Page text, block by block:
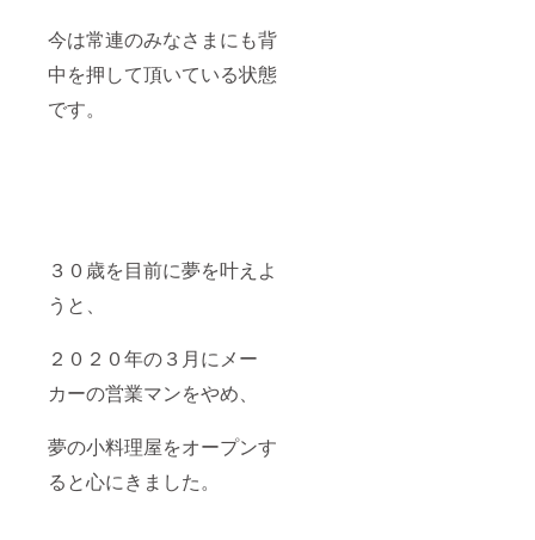
今は常連のみなさまにも背
中を押して頂いている状態
です。
３０歳を目前に夢を叶えよ
うと、
２０２０年の３月にメー
カーの営業マンをやめ、
夢の小料理屋をオープンす
ると心にきました。